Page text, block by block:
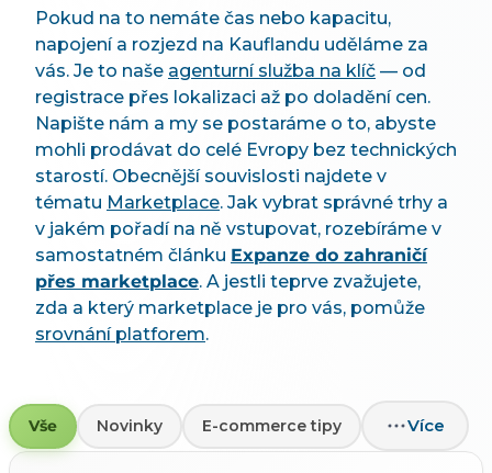
Pokud na to nemáte čas nebo kapacitu,
napojení a rozjezd na Kauflandu uděláme za
vás. Je to naše agenturní služba na klíč — od
registrace přes lokalizaci až po doladění cen.
Napište nám a my se postaráme o to, abyste
mohli prodávat do celé Evropy bez technických
starostí. Obecnější souvislosti najdete v
tématu Marketplace. Jak vybrat správné trhy a
v jakém pořadí na ně vstupovat, rozebíráme v
samostatném článku Expanze do zahraničí
přes marketplace. A jestli teprve zvažujete,
zda a který marketplace je pro vás, pomůže
srovnání platforem.
Vše Novinky E-commerce tipy Více